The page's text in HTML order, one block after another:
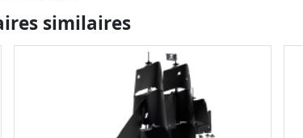
similaires